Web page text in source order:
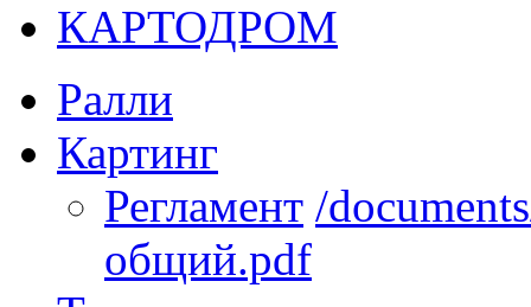
КАРТОДРОМ
Ралли
Картинг
Регламент /
общий.pdf